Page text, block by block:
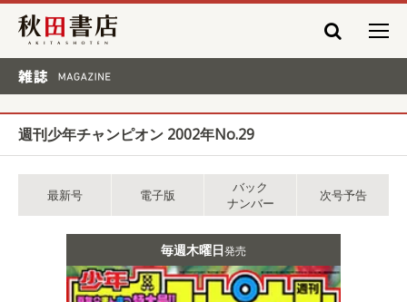
秋田書店
週刊少年チャンピオン 2002年No.29
最新号 電子版
バック
ナンバー
次号予告
毎週木曜日発売